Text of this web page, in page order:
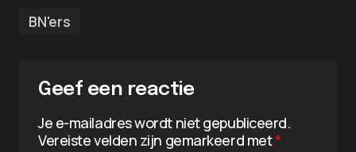
BN'ers
Geef een reactie
Je e-mailadres wordt niet gepubliceerd.
Vereiste velden zijn gemarkeerd met*